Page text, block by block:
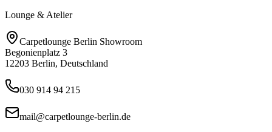
Lounge & Atelier
Carpetlounge Berlin Showroom
Begonienplatz 3
12203 Berlin, Deutschland
030 914 94 215
mail@carpetlounge-berlin.de